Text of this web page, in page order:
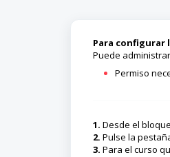
Para configurar
Puede
Permiso
1. Desde el bloque
2. Pulse la
3. Para el curso